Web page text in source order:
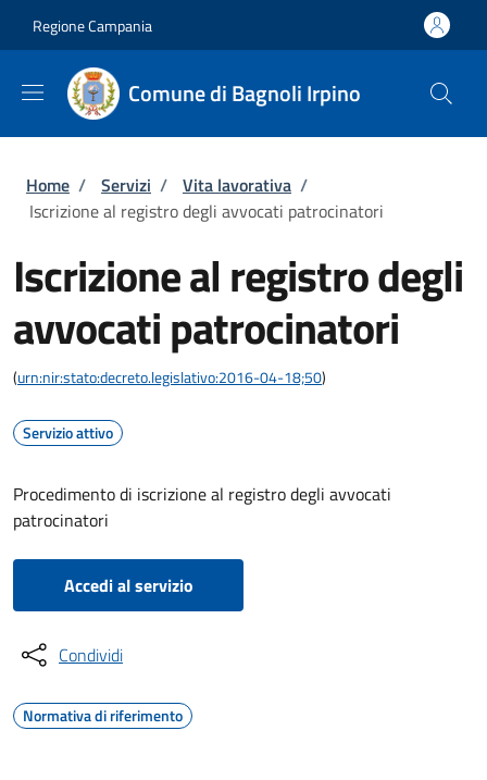
Regione Campania
Comune di Bagnoli Irpino
Briciole di pane
Home / Servizi / Vita lavorativa /
Iscrizione al registro degli avvocati patrocinatori
Iscrizione al registro degli
avvocati patrocinatori
(urn:nir:stato:decreto.legislativo:2016-04-18;50)
Servizio attivo
Procedimento di iscrizione al registro degli avvocati
patrocinatori
Accedi al servizio
Condividi
Normativa di riferimento